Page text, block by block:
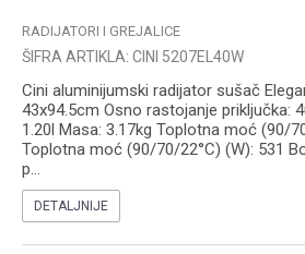
RADIJATORI I GREJALICE
ŠIFRA ARTIKLA: CINI 5207EL40W
Cini aluminijumski radijator sušač
43x94.5cm Osno rastojanje priključka:
1.20l Masa: 3.17kg Toplotna moć (90/
Toplotna moć (90/70/22°C) (W): 531
p...
DETALJNIJE